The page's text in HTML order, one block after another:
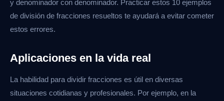
y denominador con denominador. Practicar estos 10 ejemplos
de división de fracciones resueltos te ayudará a evitar cometer
estos errores.
Aplicaciones en la vida real
La habilidad para dividir fracciones es útil en diversas
situaciones cotidianas y profesionales. Por ejemplo, en la